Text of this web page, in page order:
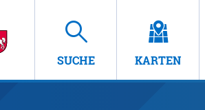
SUCHE KARTEN